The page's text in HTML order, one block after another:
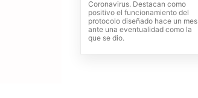
Coronavirus. Destacan como
positivo el funcionamiento del
protocolo diseñado hace un mes
ante una eventualidad como la
que se dio.